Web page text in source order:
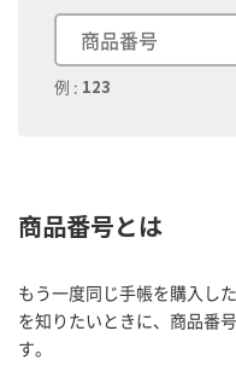
例 : 123
商品番号とは
もう一度同じ手帳を購入し
を知りたいときに、商品番
す。